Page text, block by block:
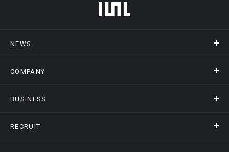
フッターメニュー
NEWS
ニュース
COMPANY
会社概要
BUSINESS
事業情報トップ
RECRUIT